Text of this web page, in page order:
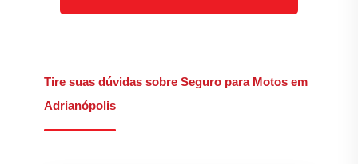
Tire suas dúvidas sobre Seguro para Motos em
Adrianópolis